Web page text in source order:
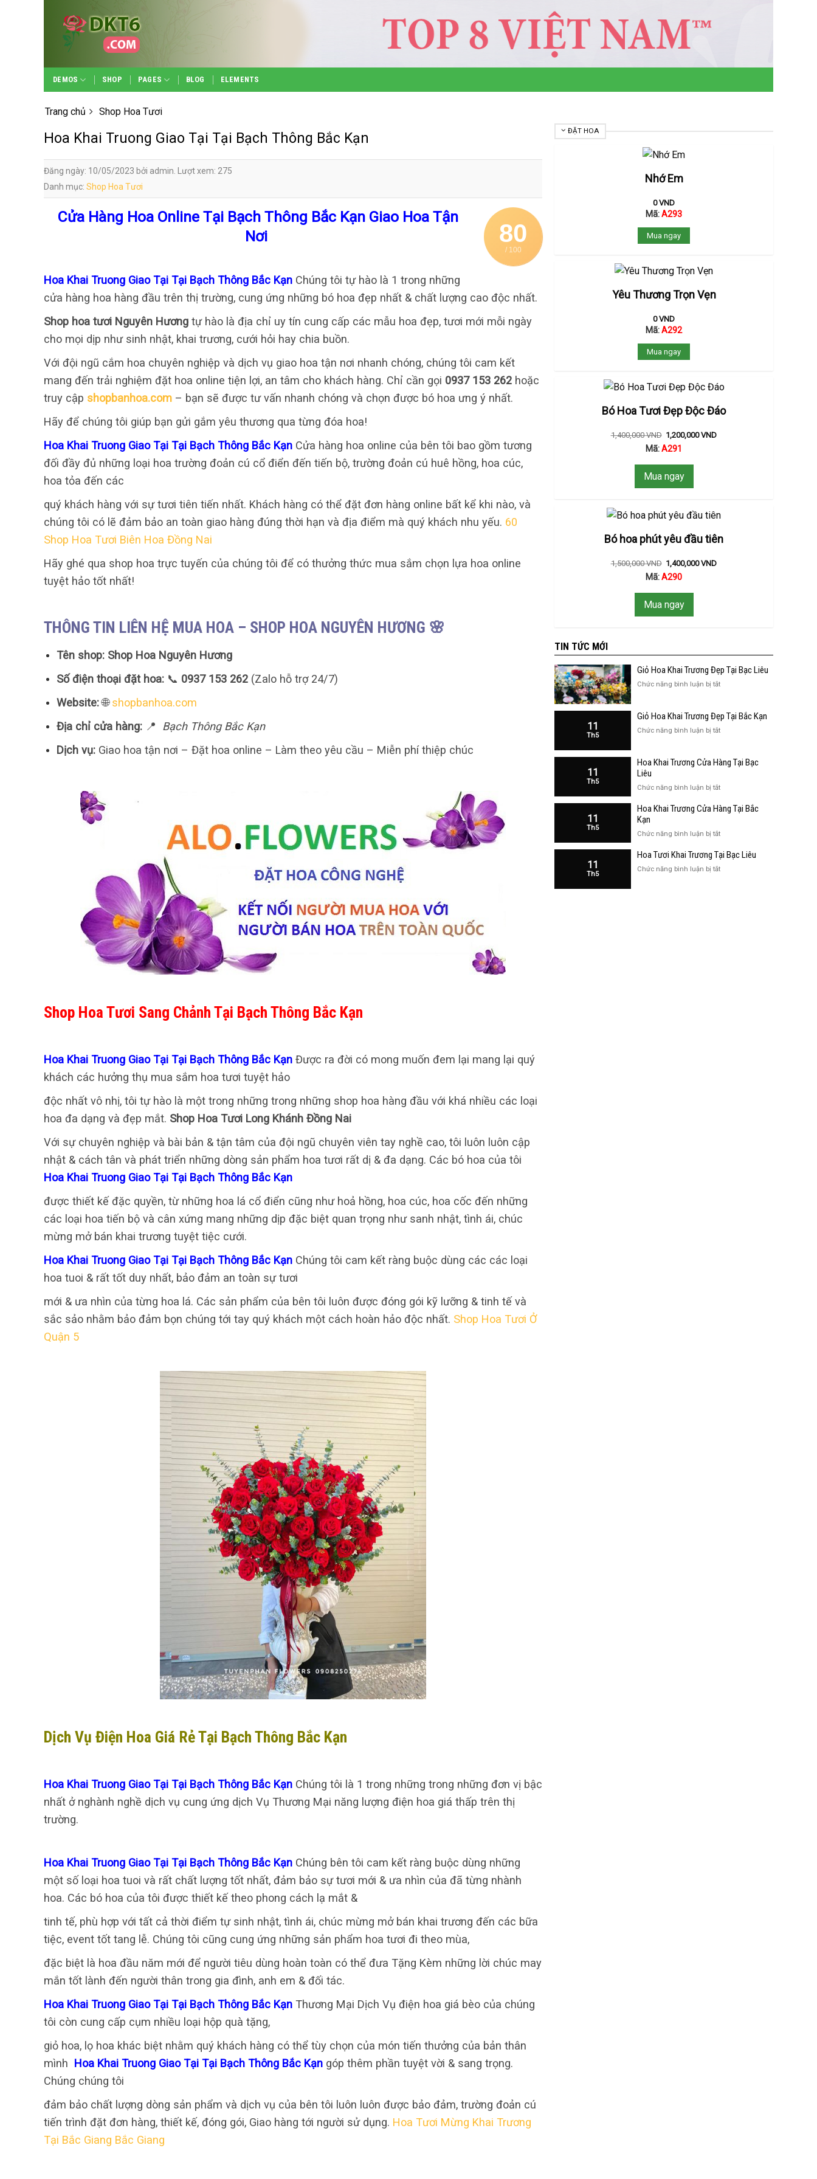
content
DEMOS SHOP PAGES BLOG ELEMENTS
Trang chủ Shop Hoa Tươi
Hoa Khai Truong Giao Tại Tại Bạch Thông Bắc Kạn
Đăng ngày: 10/05/2023 bởi admin. Lượt xem: 275
Danh mục: Shop Hoa Tươi
80
/ 100
Cửa Hàng Hoa Online Tại Bạch Thông Bắc Kạn Giao Hoa Tận
Nơi
Hoa Khai Truong Giao Tại Tại Bạch Thông Bắc Kạn Chúng tôi tự hào là 1 trong những
cửa hàng hoa hàng đầu trên thị trường, cung ứng những bó hoa đẹp nhất & chất lượng cao độc nhất.
Shop hoa tươi Nguyên Hương tự hào là địa chỉ uy tín cung cấp các mẫu hoa đẹp, tươi mới mỗi ngày
cho mọi dịp như sinh nhật, khai trương, cưới hỏi hay chia buồn.
Với đội ngũ cắm hoa chuyên nghiệp và dịch vụ giao hoa tận nơi nhanh chóng, chúng tôi cam kết
mang đến trải nghiệm đặt hoa online tiện lợi, an tâm cho khách hàng. Chỉ cần gọi 0937 153 262 hoặc
truy cập shopbanhoa.com – bạn sẽ được tư vấn nhanh chóng và chọn được bó hoa ưng ý nhất.
Hãy để chúng tôi giúp bạn gửi gắm yêu thương qua từng đóa hoa!
Hoa Khai Truong Giao Tại Tại Bạch Thông Bắc Kạn Cửa hàng hoa online của bên tôi bao gồm tương
đối đầy đủ những loại hoa trường đoản cú cổ điển đến tiến bộ, trường đoản cú huê hồng, hoa cúc,
hoa tỏa đến các
quý khách hàng với sự tươi tiên tiến nhất. Khách hàng có thể đặt đơn hàng online bất kể khi nào, và
chúng tôi có lẽ đảm bảo an toàn giao hàng đúng thời hạn và địa điểm mà quý khách nhu yếu. 60
Shop Hoa Tươi Biên Hoa Đồng Nai
Hãy ghé qua shop hoa trực tuyến của chúng tôi để có thưởng thức mua sắm chọn lựa hoa online
tuyệt hảo tốt nhất!
THÔNG TIN LIÊN HỆ MUA HOA – SHOP HOA NGUYÊN HƯƠNG 🌸
Tên shop: Shop Hoa Nguyên Hương
Số điện thoại đặt hoa:📞 0937 153 262(Zalo hỗ trợ 24/7)
Website:🌐shopbanhoa.com
Địa chỉ cửa hàng:📍
Bạch Thông Bắc Kạn
Dịch vụ:Giao hoa tận nơi – Đặt hoa online – Làm theo yêu cầu – Miễn phí thiệp chúc
Shop Hoa Tươi Sang Chảnh Tại Bạch Thông Bắc Kạn
Hoa Khai Truong Giao Tại Tại Bạch Thông Bắc Kạn Được ra đời có mong muốn đem lại mang lại quý
khách các hưởng thụ mua sắm hoa tươi tuyệt hảo
độc nhất vô nhị, tôi tự hào là một trong những trong những shop hoa hàng đầu với khá nhiều các loại
hoa đa dạng và đẹp mắt. Shop Hoa Tươi Long Khánh Đồng Nai
Với sự chuyên nghiệp và bài bản & tận tâm của đội ngũ chuyên viên tay nghề cao, tôi luôn luôn cập
nhật & cách tân và phát triển những dòng sản phẩm hoa tươi rất dị & đa dạng. Các bó hoa của tôi
Hoa Khai Truong Giao Tại Tại Bạch Thông Bắc Kạn
được thiết kế đặc quyền, từ những hoa lá cổ điển cũng như hoả hồng, hoa cúc, hoa cốc đến những
các loại hoa tiến bộ và cân xứng mang những dịp đặc biệt quan trọng như sanh nhật, tình ái, chúc
mừng mở bán khai trương tuyệt tiệc cưới.
Hoa Khai Truong Giao Tại Tại Bạch Thông Bắc Kạn Chúng tôi cam kết ràng buộc dùng các các loại
hoa tuoi & rất tốt duy nhất, bảo đảm an toàn sự tươi
mới & ưa nhìn của từng hoa lá. Các sản phẩm của bên tôi luôn được đóng gói kỹ lưỡng & tinh tế và
sắc sảo nhằm bảo đảm bọn chúng tới tay quý khách một cách hoàn hảo độc nhất. Shop Hoa Tươi Ở
Quận 5
Dịch Vụ Điện Hoa Giá Rẻ Tại Bạch Thông Bắc Kạn
Hoa Khai Truong Giao Tại Tại Bạch Thông Bắc Kạn Chúng tôi là 1 trong những trong những đơn vị bậc
nhất ở nghành nghề dịch vụ cung ứng dịch Vụ Thương Mại năng lượng điện hoa giá thấp trên thị
trường.
Hoa Khai Truong Giao Tại Tại Bạch Thông Bắc Kạn Chúng bên tôi cam kết ràng buộc dùng những
một số loại hoa tuoi và rất chất lượng tốt nhất, đảm bảo sự tươi mới & ưa nhìn của đã từng nhành
hoa. Các bó hoa của tôi được thiết kế theo phong cách lạ mắt &
tinh tế, phù hợp với tất cả thời điểm tự sinh nhật, tình ái, chúc mừng mở bán khai trương đến các bữa
tiệc, event tốt tang lễ. Chúng tôi cũng cung ứng những sản phẩm hoa tươi đi theo mùa,
đặc biệt là hoa đầu năm mới để người tiêu dùng hoàn toàn có thể đưa Tặng Kèm những lời chúc may
mắn tốt lành đến người thân trong gia đình, anh em & đối tác.
Hoa Khai Truong Giao Tại Tại Bạch Thông Bắc Kạn Thương Mại Dịch Vụ điện hoa giá bèo của chúng
tôi còn cung cấp cụm nhiều loại hộp quà tặng,
giỏ hoa, lọ hoa khác biệt nhằm quý khách hàng có thể tùy chọn của món tiến thưởng của bản thân
mình Hoa Khai Truong Giao Tại Tại Bạch Thông Bắc Kạn góp thêm phần tuyệt vời & sang trọng.
Chúng chúng tôi
đảm bảo chất lượng dòng sản phẩm và dịch vụ của bên tôi luôn luôn được bảo đảm, trường đoản cú
tiến trình đặt đơn hàng, thiết kế, đóng gói, Giao hàng tới người sử dụng. Hoa Tươi Mừng Khai Trương
Tại Bắc Giang Bắc Giang
ĐẶT HOA
Nhớ Em
0VND
Mã:A293
Mua ngay
Yêu Thương Trọn Vẹn
0VND
Mã:A292
Mua ngay
Bó Hoa Tươi Đẹp Độc Đáo
1,400,000VND 1,200,000VND
Mã:A291
Mua ngay
Bó hoa phút yêu đầu tiên
1,500,000VND 1,400,000VND
Mã:A290
Mua ngay
TIN TỨC MỚI
Giỏ Hoa Khai Trương Đẹp Tại Bạc Liêu
Chức năng bình luận bị tắtở
Khai
Đẹp
Liêu
11
Th5
Giỏ Hoa Khai Trương Đẹp Tại Bắc Kạn
Chức năng bình luận bị tắtở
Khai
Tại
Kạn
11
Th5
Hoa Khai Trương Cửa Hàng Tại Bạc
Liêu
Chức năng bình luận bị tắtở
Khai
Hàng
Bạc
Liêu
11
Th5
Hoa Khai Trương Cửa Hàng Tại Bắc
Kạn
Chức năng bình luận bị tắtở
Khai
11
Th5
Hoa Tươi Khai Trương Tại Bạc Liêu
Chức năng bình luận bị tắtở